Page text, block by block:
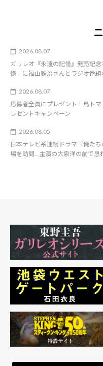
2026.08.07
ガリレオ『永遠の記憶』発売記
憶」に福山雅治さんとラジオ番組
2026.08.07
応募者全員にプレゼント！鳥ト
レゼントキャンペーン
2026.08.05
日本テレビ系連続ドラマ『俺た
場を訪問…主演の大泉洋の前で思